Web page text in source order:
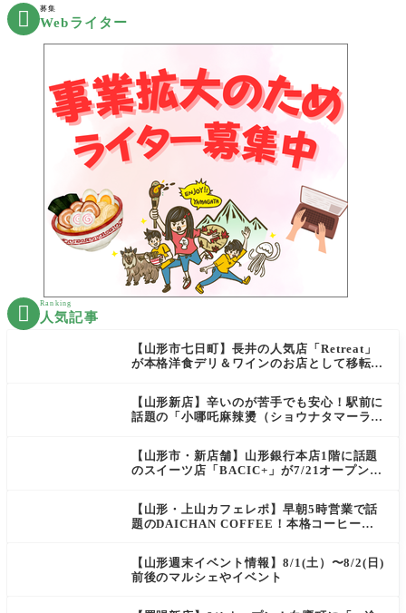
 募集
Webライター
 Ranking
人気記事
【山形市七日町】長井の人気店「Retreat」
が本格洋食デリ＆ワインのお店として移転オ
【山形新店】辛いのが苦手でも安心！駅前に
話題の「小哪吒麻辣燙（ショウナタマーラー
【山形市・新店舗】山形銀行本店1階に話題
のスイーツ店「BACIC+」が7/21オープン！
【山形・上山カフェレポ】早朝5時営業で話
題のDAICHAN COFFEE！本格コーヒーを
【山形週末イベント情報】8/1(土）〜8/2(日)
前後のマルシェやイベント